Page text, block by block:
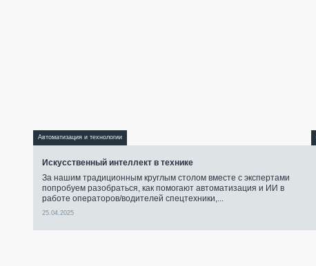
Автоматизация и технологии
Искусственный интеллект в технике
За нашим традиционным круглым столом вместе с экспертами
попробуем разобраться, как помогают автоматизация и ИИ в
работе операторов/водителей спецтехники,...
25.04.2025